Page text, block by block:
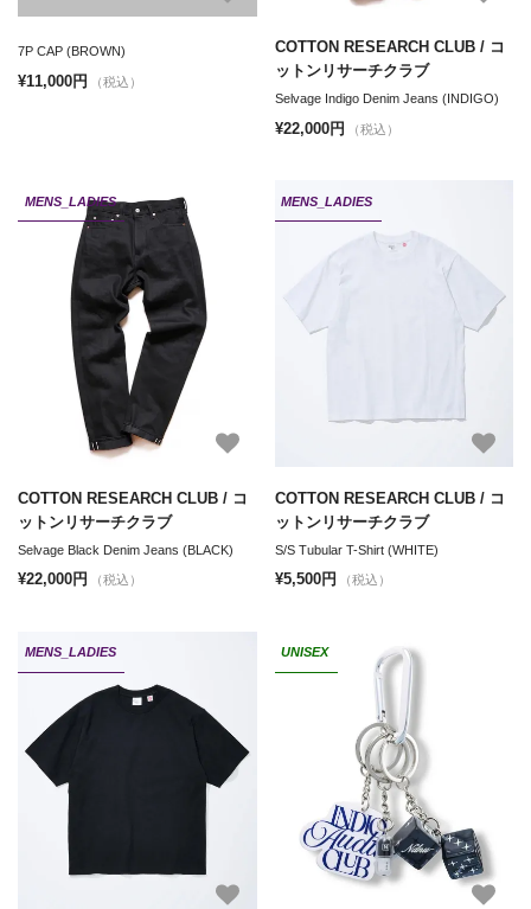
7P CAP (BROWN)
¥11,000円 （税込）
COTTON RESEARCH CLUB / コ
ットンリサーチクラブ
Selvage Indigo Denim Jeans (INDIGO)
¥22,000円 （税込）
MENS_LADIES
COTTON RESEARCH CLUB / コ
ットンリサーチクラブ
Selvage Black Denim Jeans (BLACK)
¥22,000円 （税込）
MENS_LADIES
COTTON RESEARCH CLUB / コ
ットンリサーチクラブ
S/S Tubular T-Shirt (WHITE)
¥5,500円 （税込）
MENS_LADIES UNISEX